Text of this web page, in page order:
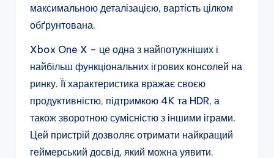
максимальною деталізацією, вартість цілком
обґрунтована.
Xbox One X – це одна з найпотужніших і
найбільш функціональних ігрових консолей на
ринку. Її характеристика вражає своєю
продуктивністю, підтримкою 4K та HDR, а
також зворотною сумісністю з іншими іграми.
Цей пристрій дозволяє отримати найкращий
геймерський досвід, який можна уявити.